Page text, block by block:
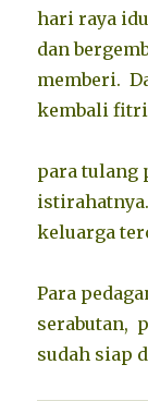
hari raya
dan
memberi.
kembali
para tulang
keluarga
Para
serabutan,
sudah siap